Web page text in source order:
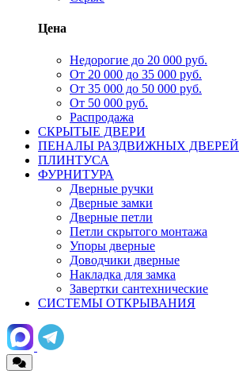
Цена
Недорогие до 20 000 руб.
От 20 000 до 35 000 руб.
От 35 000 до 50 000 руб.
От 50 000 руб.
Распродажа
СКРЫТЫЕ ДВЕРИ
ПЕНАЛЫ РАЗДВИЖНЫХ ДВЕРЕЙ
ПЛИНТУСА
ФУРНИТУРА
Дверные ручки
Дверные замки
Дверные петли
Петли скрытого монтажа
Упоры дверные
Доводчики дверные
Накладка для замка
Завертки сантехнические
СИСТЕМЫ ОТКРЫВАНИЯ